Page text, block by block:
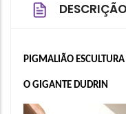
DESCRIÇÃO
PIGMALIÃO
O GIGANTE DUDRIN